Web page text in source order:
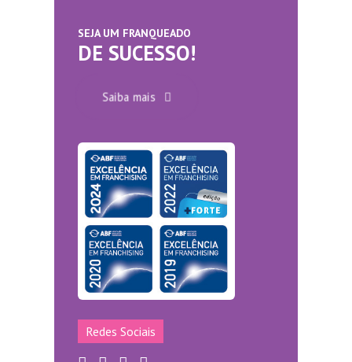
SEJA UM FRANQUEADO
DE SUCESSO!
Saiba mais
Redes Sociais